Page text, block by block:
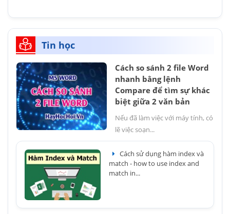
Tin học
Cách so sánh 2 file Word
nhanh bằng lệnh
Compare để tìm sự khác
biệt giữa 2 văn bản
Nếu đã làm việc với máy tính, có
lẽ việc soạn...
Cách sử dụng hàm index và
match - how to use index and
match in...